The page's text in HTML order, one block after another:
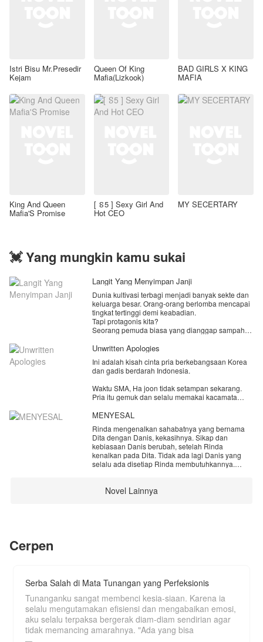
Istri Bisu Mr.Presedir
Kejam
Queen Of King
Mafia(Lizkook)
BAD GIRLS X KING
MAFIA
King And Queen
Mafia'S Promise
[ ៜ5 ] Sexy Girl And
Hot CEO
MY SECERTARY
💓 Yang mungkin kamu sukai
Langit Yang Menyimpan Janji
Dunia kultivasi terbagi menjadi banyak sekte dan
keluarga besar. Orang-orang berlomba mencapai
tingkat tertinggi demi keabadian.
Tapi protagonis kita?
Seorang pemuda biasa yang dianggap sampah
Dia nggak punya bakat kultivasi yang bagus.
Sampai suatu hari, dia bertemu dengan seorang
gadis dari sekte besar.
atasnya.
Awalnya mereka saling benci.
Lalu muncul masalah...
Si gadis ternyata sudah dijodohkan dengan
seorang jenius dari sekte lain.
Unwritten Apologies
Ini adalah kisah cinta pria berkebangsaan Korea
dan gadis berdarah Indonesia.
Waktu SMA, Ha joon tidak setampan sekarang.
Pria itu gemuk dan selalu memakai kacamata
Rubi, gadis populer di sekolahnya.
Namun suatu hari Ha joon mendengar Rubi
menghina dan mengolok-oloknya di depan teman-
teman kelas mereka. Rasa suka Ha joon berubah
menjadi benci. Ia pun memutuskan pindah ke
kampung halamannya di Seoul.
bertemu lagi di sebuah pesta pernikahan. Ha joon
MENYESAL
Rinda mengenalkan sahabatnya yang bernama
Dita dengan Danis, kekasihnya. Sikap dan
kebiasaan Danis berubah, setelah Rinda
kenalkan pada Dita. Tidak ada lagi Danis yang
selalu ada disetiap Rinda membutuhkannya.
Rinda menyesal mengenalkan Dita pada Danis.
Rinda tidak tahu, jika Keenan adalah calon suami
Dita.
Bagaimana sikap Rinda selanjutnya pada Danis
dan Dita?
Keputusan apa yang akan dipilih Rinda tentang
Novel Lainnya
Cerpen
Serba Salah di Mata Tunangan yang Perfeksionis
Tunanganku sangat membenci kesia-siaan. Karena ia
selalu mengutamakan efisiensi dan mengabaikan emosi,
aku selalu terpaksa bergerak diam-diam sendirian agar
tidak memancing amarahnya. "Ada yang bisa